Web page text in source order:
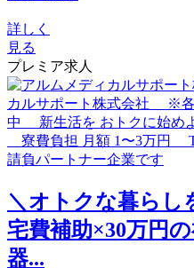
詳しく
見る
プレミア求人
＼オトクな暮らし
宅費補助×30万円
器...